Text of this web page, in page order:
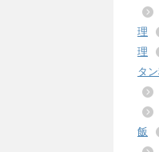
理
理
タ
飯